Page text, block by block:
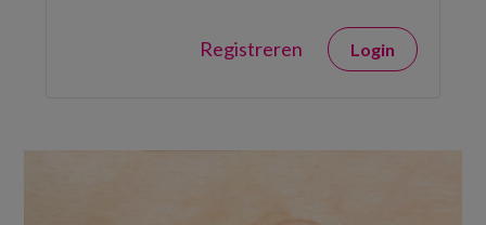
Registreren Login